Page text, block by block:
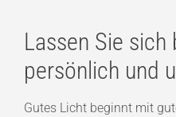
Lassen Sie sich
persönlich und
Gutes Licht beginnt mit